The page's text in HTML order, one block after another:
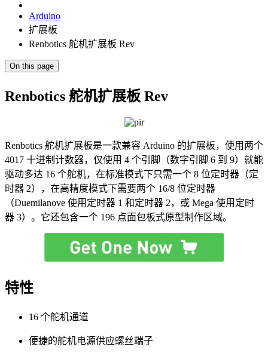
Arduino
扩展板
Renbotics 舵机扩展板 Rev
On this page
Renbotics 舵机扩展板 Rev
Renbotics 舵机扩展板是一款兼容 Arduino 的扩展板，使用两个
4017 十进制计数器，仅使用 4 个引脚（数字引脚 6 到 9）就能
驱动多达 16 个舵机，在标准模式下只需一个 8 位定时器（定
时器 2），在高精度模式下需要两个 16/8 位定时器
（Duemilanove 使用定时器 1 和定时器 2，或 Mega 使用定时
器 3）。它还包含一个 196 点面包板式原型制作区域。
特性
16 个舵机通道
便捷的舵机电源供应螺丝端子